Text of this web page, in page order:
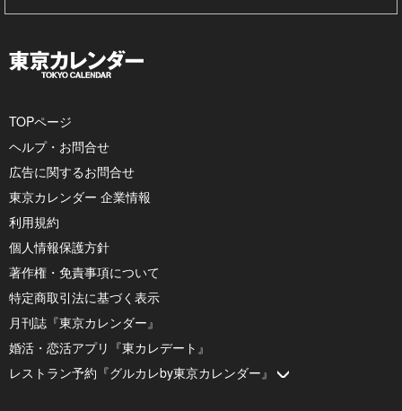
TOPページ
ヘルプ・お問合せ
広告に関するお問合せ
東京カレンダー 企業情報
利用規約
個人情報保護方針
著作権・免責事項について
特定商取引法に基づく表示
月刊誌『東京カレンダー』
婚活・恋活アプリ『東カレデート』
レストラン予約『グルカレby東京カレンダー』